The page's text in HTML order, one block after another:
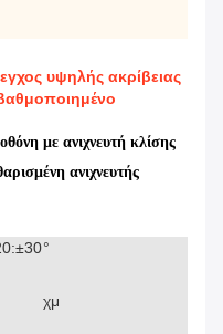
υψηλής ακρίβειας
με ανιχνευτή κλίσης
ανιχνευτής
°
χμ